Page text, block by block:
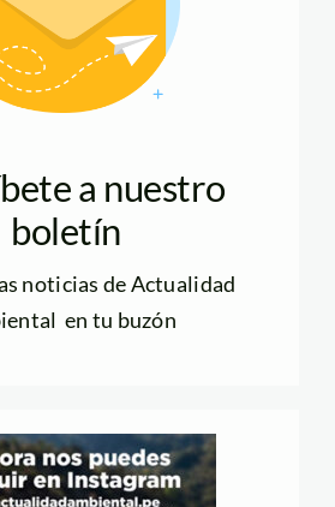
a nuestro
boletín
noticias de Actualidad
en tu buzón